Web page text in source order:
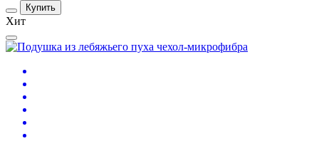
Купить
Хит